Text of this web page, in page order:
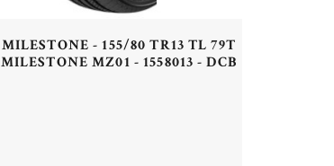
MILESTONE - 155/80 TR13 TL 79T
MILESTONE MZ01 - 1558013 - DCB